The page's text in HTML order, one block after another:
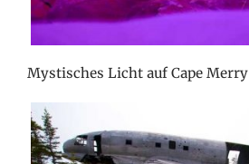
Mystisches Licht auf Cape Merry